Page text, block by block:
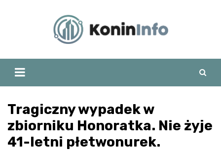
Tragiczny wypadek w
zbiorniku Honoratka. Nie żyje
41-letni płetwonurek.